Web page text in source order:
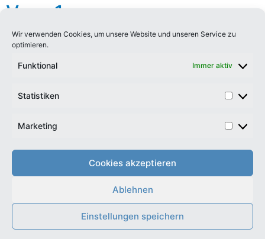
Wir verwenden Cookies, um unsere Website und unseren Service zu
optimieren.
Funktional Immer aktiv
Statistiken
Marketing
Cookies akzeptieren
Ablehnen
Einstellungen speichern
Vase 1
Porzellan, Höhe: 23 cm, 16,50 €